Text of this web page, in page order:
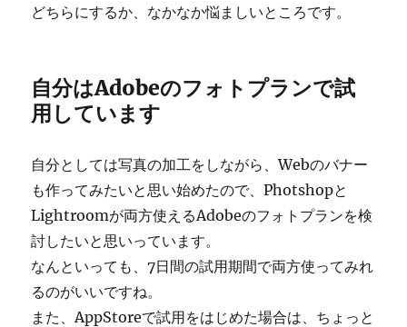
どちらにするか、なかなか悩ましいところです。
自分はAdobeのフォトプランで試
用しています
自分としては写真の加工をしながら、Webのバナー
も作ってみたいと思い始めたので、Photshopと
Lightroomが両方使えるAdobeのフォトプランを検
討したいと思いっています。
なんといっても、7日間の試用期間で両方使ってみれ
るのがいいですね。
また、AppStoreで試用をはじめた場合は、ちょっと